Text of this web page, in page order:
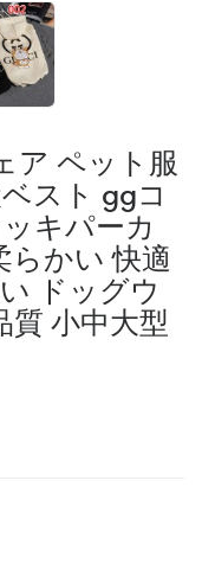
ア ペット服
スト ggコ
キパーカ
らかい 快適
ドッグウ
質 小中大型